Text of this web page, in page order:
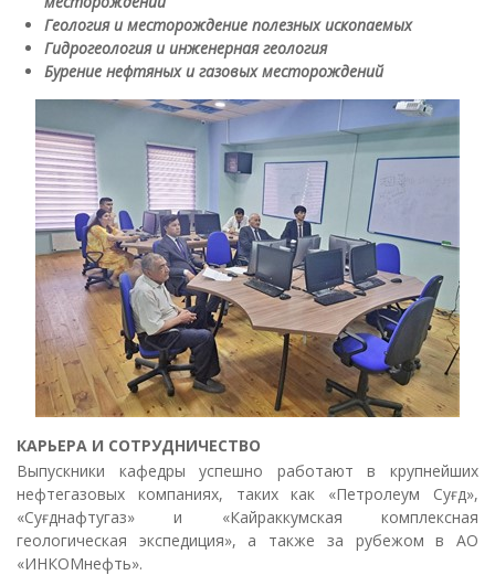
Геология и месторождение полезных ископаемых
Гидрогеология и инженерная геология
Бурение нефтяных и газовых месторождений
КАРЬЕРА И СОТРУДНИЧЕСТВО
Выпускники кафедры успешно работают в крупнейших
нефтегазовых компаниях, таких как «Петролеум Суғд»,
«Суғднафтугаз» и «Кайраккумская комплексная
геологическая экспедиция», а также за рубежом в АО
«ИНКОМнефть».